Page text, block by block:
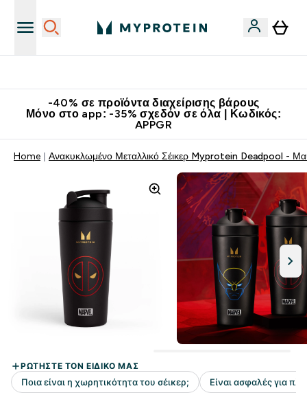
-40% σε προϊόντα διαχείρισης βάρους
Μόνο στο app: -35% σχεδόν σε όλα | Κωδικός:
APPGR
Home Ανακυκλωμένο Μεταλλικό Σέικερ Myprotein Deadpool -